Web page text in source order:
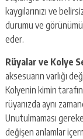
kaygılarınızı ve
durumu ve
eder.
Rüyalar ve Kolye
aksesuarın varlığı
Kolyenin kimin
rüyanızda aynı
Unutulmaması
değişen anlamlar